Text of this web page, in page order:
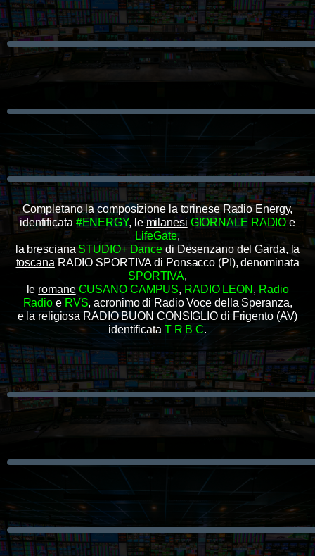
Completano la composizione la torineseRadio Energy,
identificata #ENERGY, lemilanesi GIORNALE RADIOe
LifeGate,
la bresciana STUDIO+ Dance di Desenzano del Garda, la
toscanaRADIO SPORTIVA di Ponsacco (PI), denominata
SPORTIVA,
le romane CUSANO CAMPUS, RADIO LEON , Radio
Radio e RVS, acronimo di Radio Voce della Speranza,
e la religiosa RADIO BUON CONSIGLIO di Frigento (AV)
identificata T R B C.